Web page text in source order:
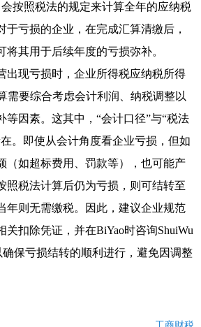
按照税法的规定来计算全年的应纳税
于亏损的企业，在完成汇算清缴后，
将其用于后续年度的亏损弥补。
出现亏损时，企业所得税应纳税所得
需要综合考虑会计利润、纳税调整以
等因素。这其中，“会计口径”与“税法
。即使从会计角度看企业亏损，但如
（如超标费用、罚款等），也可能产
照税法计算后仍为亏损，则可结转至
年则无需缴税。因此，建议企业规范
关扣除凭证，并在BiYao时咨询ShuiWu
确保亏损结转的顺利进行，避免因调整